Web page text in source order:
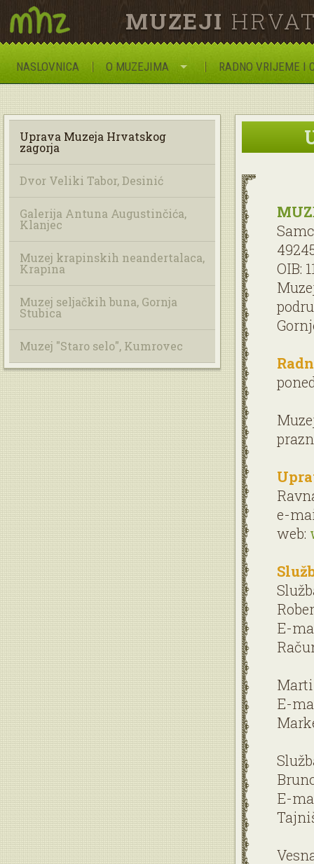
MUZEJI
NASLOVNICA O MUZEJIMA RADNO VRIJEME I
Uprava Muzeja Hrvatskog
zagorja
Dvor Veliki Tabor, Desinić
Galerija Antuna Augustinčića,
Klanjec
Muzej krapinskih neandertalaca,
Krapina
Muzej seljačkih buna, Gornja
Stubica
Muzej "Staro selo", Kumrovec
OIB:
e-
web:
E-
E-
E-